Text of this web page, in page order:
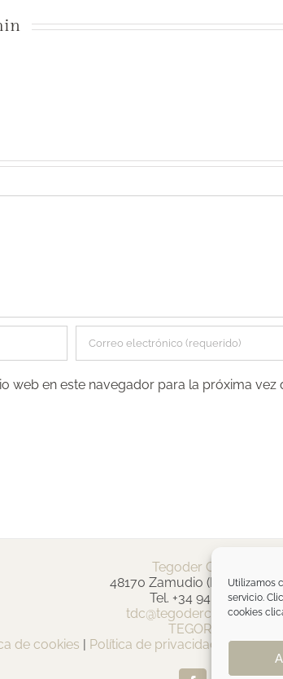
Utilizamos
servicio.
cookies
web en este navegador para la próxima vez
Tegoder Cosmetics
48170 Zamudio (Bizkaia) -
Tel. +34 94 454 42 00
TEGOR Group
de cookies Política de privacidad Política